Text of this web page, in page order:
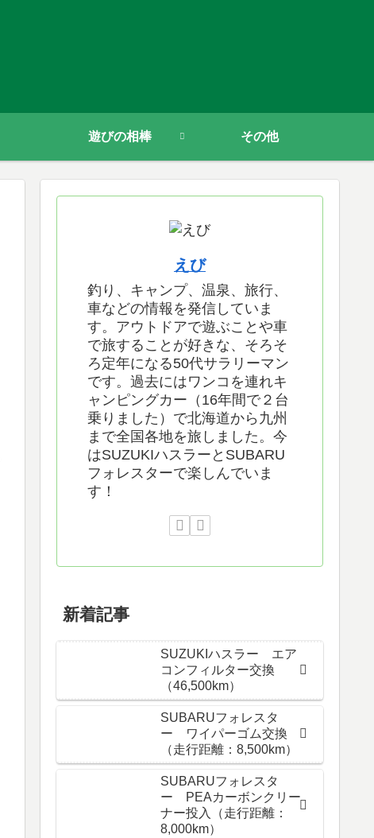
遊びの相棒 その他
えび
釣り、キャンプ、温泉、旅行、
車などの情報を発信していま
す。アウトドアで遊ぶことや車
で旅することが好きな、そろそ
ろ定年になる50代サラリーマン
です。過去にはワンコを連れキ
ャンピングカー（16年間で２台
乗りました）で北海道から九州
まで全国各地を旅しました。今
はSUZUKIハスラーとSUBARU
フォレスターで楽しんでいま
す！
新着記事
SUZUKIハスラー エア
コンフィルター交換
（46,500km）
SUBARUフォレスタ
ー ワイパーゴム交換
（走行距離：8,500km）
SUBARUフォレスタ
ー PEAカーボンクリー
ナー投入（走行距離：
8,000km）